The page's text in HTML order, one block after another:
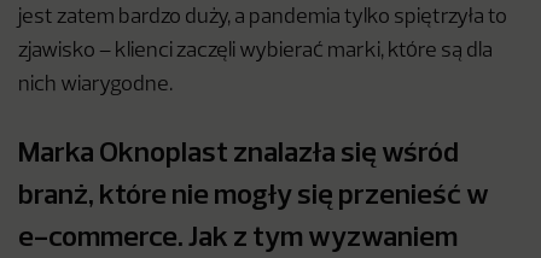
jest zatem bardzo duży, a pandemia tylko spiętrzyła to
zjawisko – klienci zaczęli wybierać marki, które są dla
nich wiarygodne.
Marka Oknoplast znalazła się wśród
branż, które nie mogły się przenieść w
e-commerce. Jak z tym wyzwaniem